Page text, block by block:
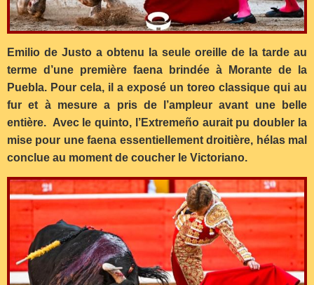
Emilio de Justo a obtenu la seule oreille de la tarde au
terme d’une première faena brindée à Morante de la
Puebla. Pour cela, il a exposé un toreo classique qui au
fur et à mesure a pris de l’ampleur avant une belle
entière. Avec le quinto, l’Extremeño aurait pu doubler la
mise pour une faena essentiellement droitière, hélas mal
conclue au moment de coucher le Victoriano.